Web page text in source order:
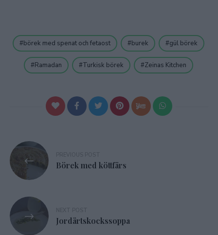
börek med spenat och fetaost burek gül börek
Ramadan Turkisk börek Zeinas Kitchen
Inläggsnavigering
Börek med köttfärs
Jordärtskockssoppa